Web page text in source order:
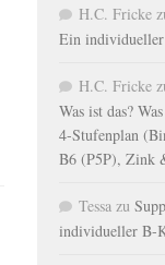
H.C. Fricke
Ein
H.C. Fricke
Was ist das?
4-Stufenplan
B6 (P5P), Zink
Tessa zu
individueller B-